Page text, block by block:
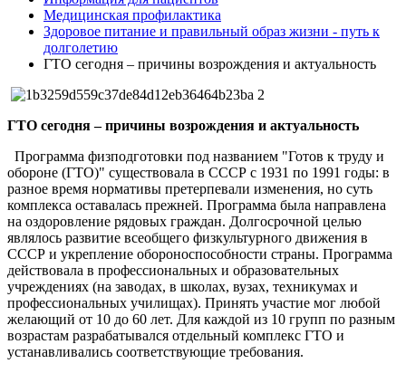
Медицинская профилактика
Здоровое питание и правильный образ жизни - путь к
долголетию
ГТО сегодня – причины возрождения и актуальность
ГТО сегодня – причины возрождения и актуальность
Программа физподготовки под названием "Готов к труду и
обороне (ГТО)" существовала в СССР с 1931 по 1991 годы: в
разное время нормативы претерпевали изменения, но суть
комплекса оставалась прежней. Программа была направлена
на оздоровление рядовых граждан. Долгосрочной целью
являлось развитие всеобщего физкультурного движения в
СССР и укрепление обороноспособности страны. Программа
действовала в профессиональных и образовательных
учреждениях (на заводах, в школах, вузах, техникумах и
профессиональных училищах). Принять участие мог любой
желающий от 10 до 60 лет. Для каждой из 10 групп по разным
возрастам разрабатывался отдельный комплекс ГТО и
устанавливались соответствующие требования.